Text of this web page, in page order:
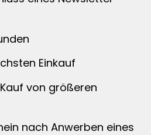
Einkauf
von größeren
nach Anwerben eines